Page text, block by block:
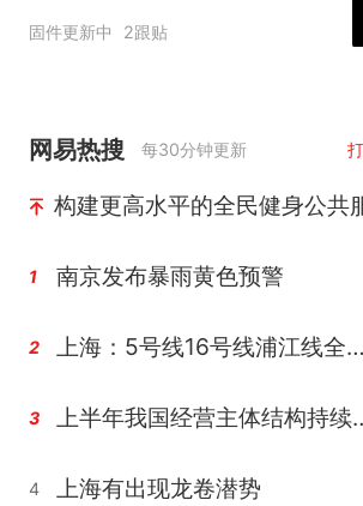
急车辆场景，直言“仍存重
固件更新中 2跟贴
网易热搜 每30分钟更新
构建更高水平的全民健身公共
1 南京发布暴雨黄色预警
2 上海：5号线16号线浦江线全线停运
3 上半年我国
4 上海有出现龙卷潜势